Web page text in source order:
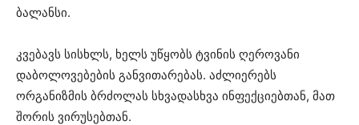
ბალანსი.
კვებავს სისხლს, ხელს უწყობს ტვინის ღეროვანი
დაბოლოვებების განვითარებას. აძლიერებს
ორგანიზმის ბრძოლას სხვადასხვა ინფექციებთან, მათ
შორის ვირუსებთან.